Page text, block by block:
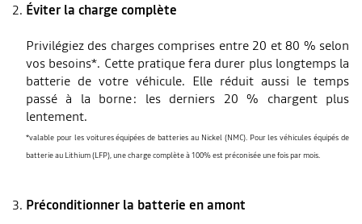
Éviter la charge complète
Privilégiez des charges comprises entre 20 et 80 % selon
vos besoins*. Cette pratique fera durer plus longtemps la
batterie de votre véhicule. Elle réduit aussi le temps
passé à la borne : les derniers 20 % chargent plus
lentement.
*valable pour les voitures équipées de batteries au Nickel (NMC). Pour les véhicules équipés de
batterie au Lithium (LFP), une charge complète à 100% est préconisée une fois par mois.
Préconditionner la batterie en amont